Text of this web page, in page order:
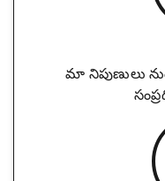
మా నిపుణులు